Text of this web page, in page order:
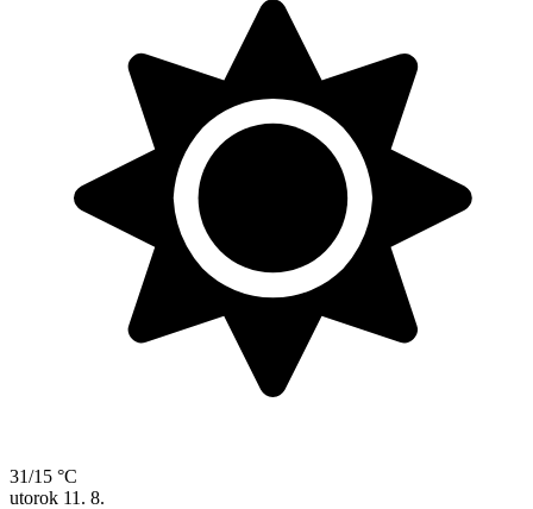
31/15 °C
utorok 11. 8.